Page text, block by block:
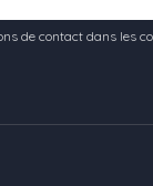
de contact dans les